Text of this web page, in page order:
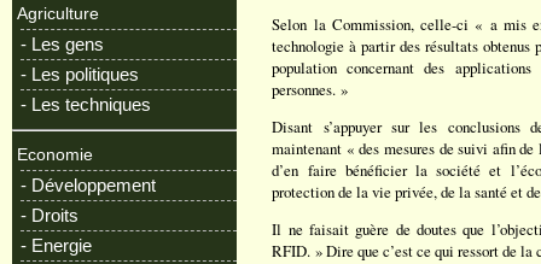
Agriculture
- Les gens
- Les politiques
- Les techniques
Economie
- Développement
- Droits
- Energie
Selon la Commission, celle-ci « a mis
technologie à partir des résultats
population concernant des
personnes. »
Disant s’appuyer sur les conclusions
maintenant « des mesures de suivi afin
d’en faire bénéficier la société et
protection de la vie privée, de la santé et
Il ne faisait guère de doutes que
RFID. » Dire que c’est ce qui ressort de